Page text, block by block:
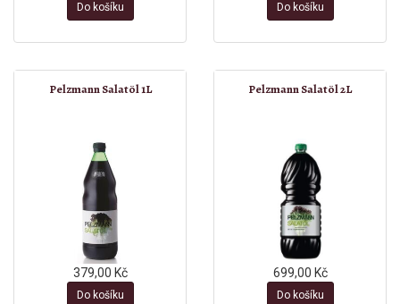
Do košíku Do košíku
Pelzmann Salatöl 1L
379,00 Kč
Do košíku
Pelzmann Salatöl 2L
699,00 Kč
Do košíku